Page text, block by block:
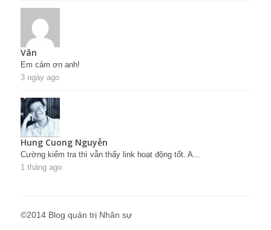
Vân
Em cảm ơn anh!
3 ngày ago
Hung Cuong Nguyễn
Cường kiểm tra thì vẫn thấy link hoạt động tốt. A...
1 tháng ago
©2014 Blog quản trị Nhân sự